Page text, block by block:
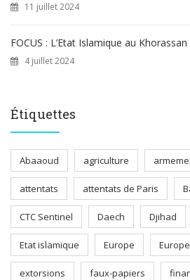
11 juillet 2024
FOCUS : L’Etat Islamique au Khorassan
4 juillet 2024
Étiquettes
Abaaoud agriculture
attentats attentats de Paris
CTC Sentinel Daech Djihad
Etat islamique Europe
extorsions faux-papiers